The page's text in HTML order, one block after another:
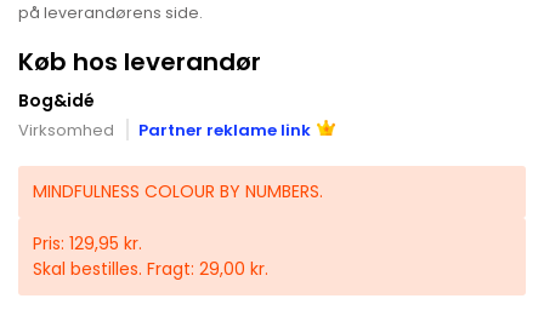
på leverandørens side.
Køb hos leverandør
Bog&idé
Virksomhed Partner reklame link
MINDFULNESS COLOUR BY NUMBERS.
Pris: 129,95 kr.
Skal bestilles. Fragt: 29,00 kr.